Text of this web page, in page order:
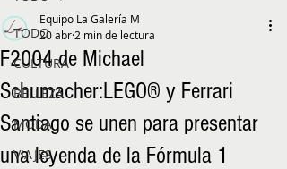
TODO
CULTURA
BELLEZA
MODA
VIAJES
F2004 de Michael
Schumacher:LEGO® y Ferrari
Santiago se unen para presentar
una leyenda de la Fórmula 1
Equipo La Galería M
20 abr 2 min de lectura